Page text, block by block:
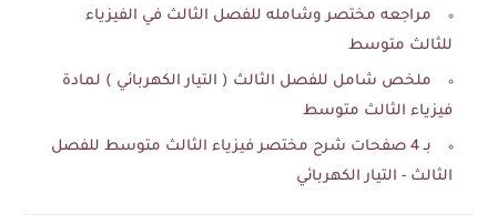
مراجعه مختصر وشامله للفصل الثالث في الفيزياء
للثالث متوسط
ملخص شامل للفصل الثالث ( التيار الكهربائي ) لمادة
فيزياء الثالث متوسط
بـ 4 صفحات شرح مختصر فيزياء الثالث متوسط للفصل
الثالث - التيار الكهربائي